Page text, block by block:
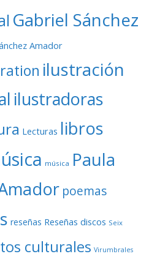
Gabriel Sánchez
Amador
ilustración
ilustradoras
Lecturas libros
música Paula
poemas
reseñas Reseñas discos Seix
culturales Virumbrales